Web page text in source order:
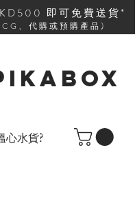
即可免費送貨*
、代購或預購產品)